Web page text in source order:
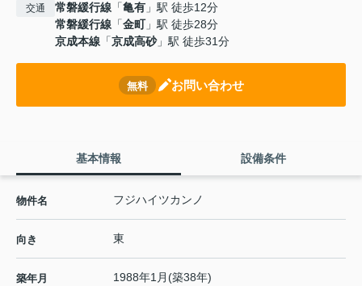
交通 常磐緩行線 「亀有 」駅 徒歩12分
常磐緩行線 「金町」駅 徒歩28分
京成本線 「京成高砂」駅 徒歩31分
無料 お問い合わせ
基本情報 設備条件
物件名 フジハイツカンノ
向き 東
築年月 1988年1月(築38年)